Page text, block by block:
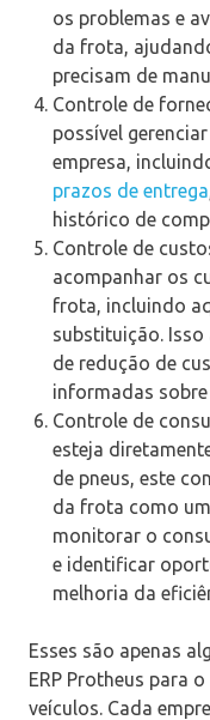
os problemas e
da frota,
precisam de
Controle de
possível
empresa,
prazos de entrega
histórico de
Controle de
acompanhar os
frota, incluindo
substituição.
de redução de
informadas
Controle de
esteja
de pneus, este
da frota como
monitorar o
e identificar
melhoria da
Esses são apenas
ERP Protheus para
veículos. Cada